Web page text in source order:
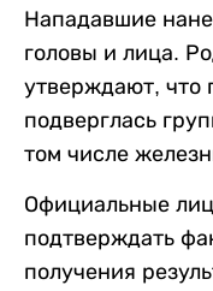
Нападавшие
головы и лица.
утверждают, что
подверглась
том числе
Официальные
подтверждать
получения